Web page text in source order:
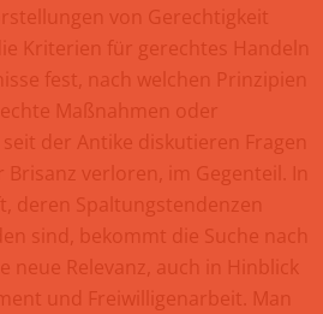
von Gerechtigkeit
Kriterien für gerechtes Handeln
fest, nach welchen Prinzipien
Maßnahmen oder
seit der Antike diskutieren Fragen
verloren, im Gegenteil. In
deren Spaltungstendenzen
sind, bekommt die Suche nach
neue Relevanz, auch in Hinblick
und Freiwilligenarbeit. Man